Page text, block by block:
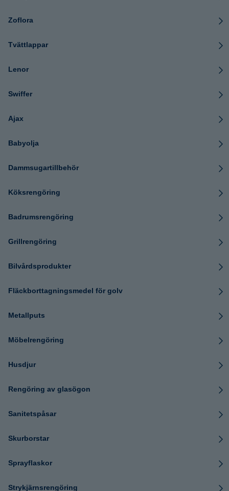
Zoflora
Tvättlappar
Lenor
Swiffer
Ajax
Babyolja
Dammsugartillbehör
Köksrengöring
Badrumsrengöring
Grillrengöring
Bilvårdsprodukter
Fläckborttagningsmedel för golv
Metallputs
Möbelrengöring
Husdjur
Rengöring av glasögon
Sanitetspåsar
Skurborstar
Sprayflaskor
Strykjärnsrengöring